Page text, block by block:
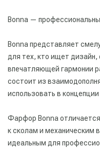
Bonna —
Bonna представляет
для тех, кто ищет
впечатляющей гармонии
состоит из
использовать в
Фарфор Bonna
к сколам и механическим
идеальным для